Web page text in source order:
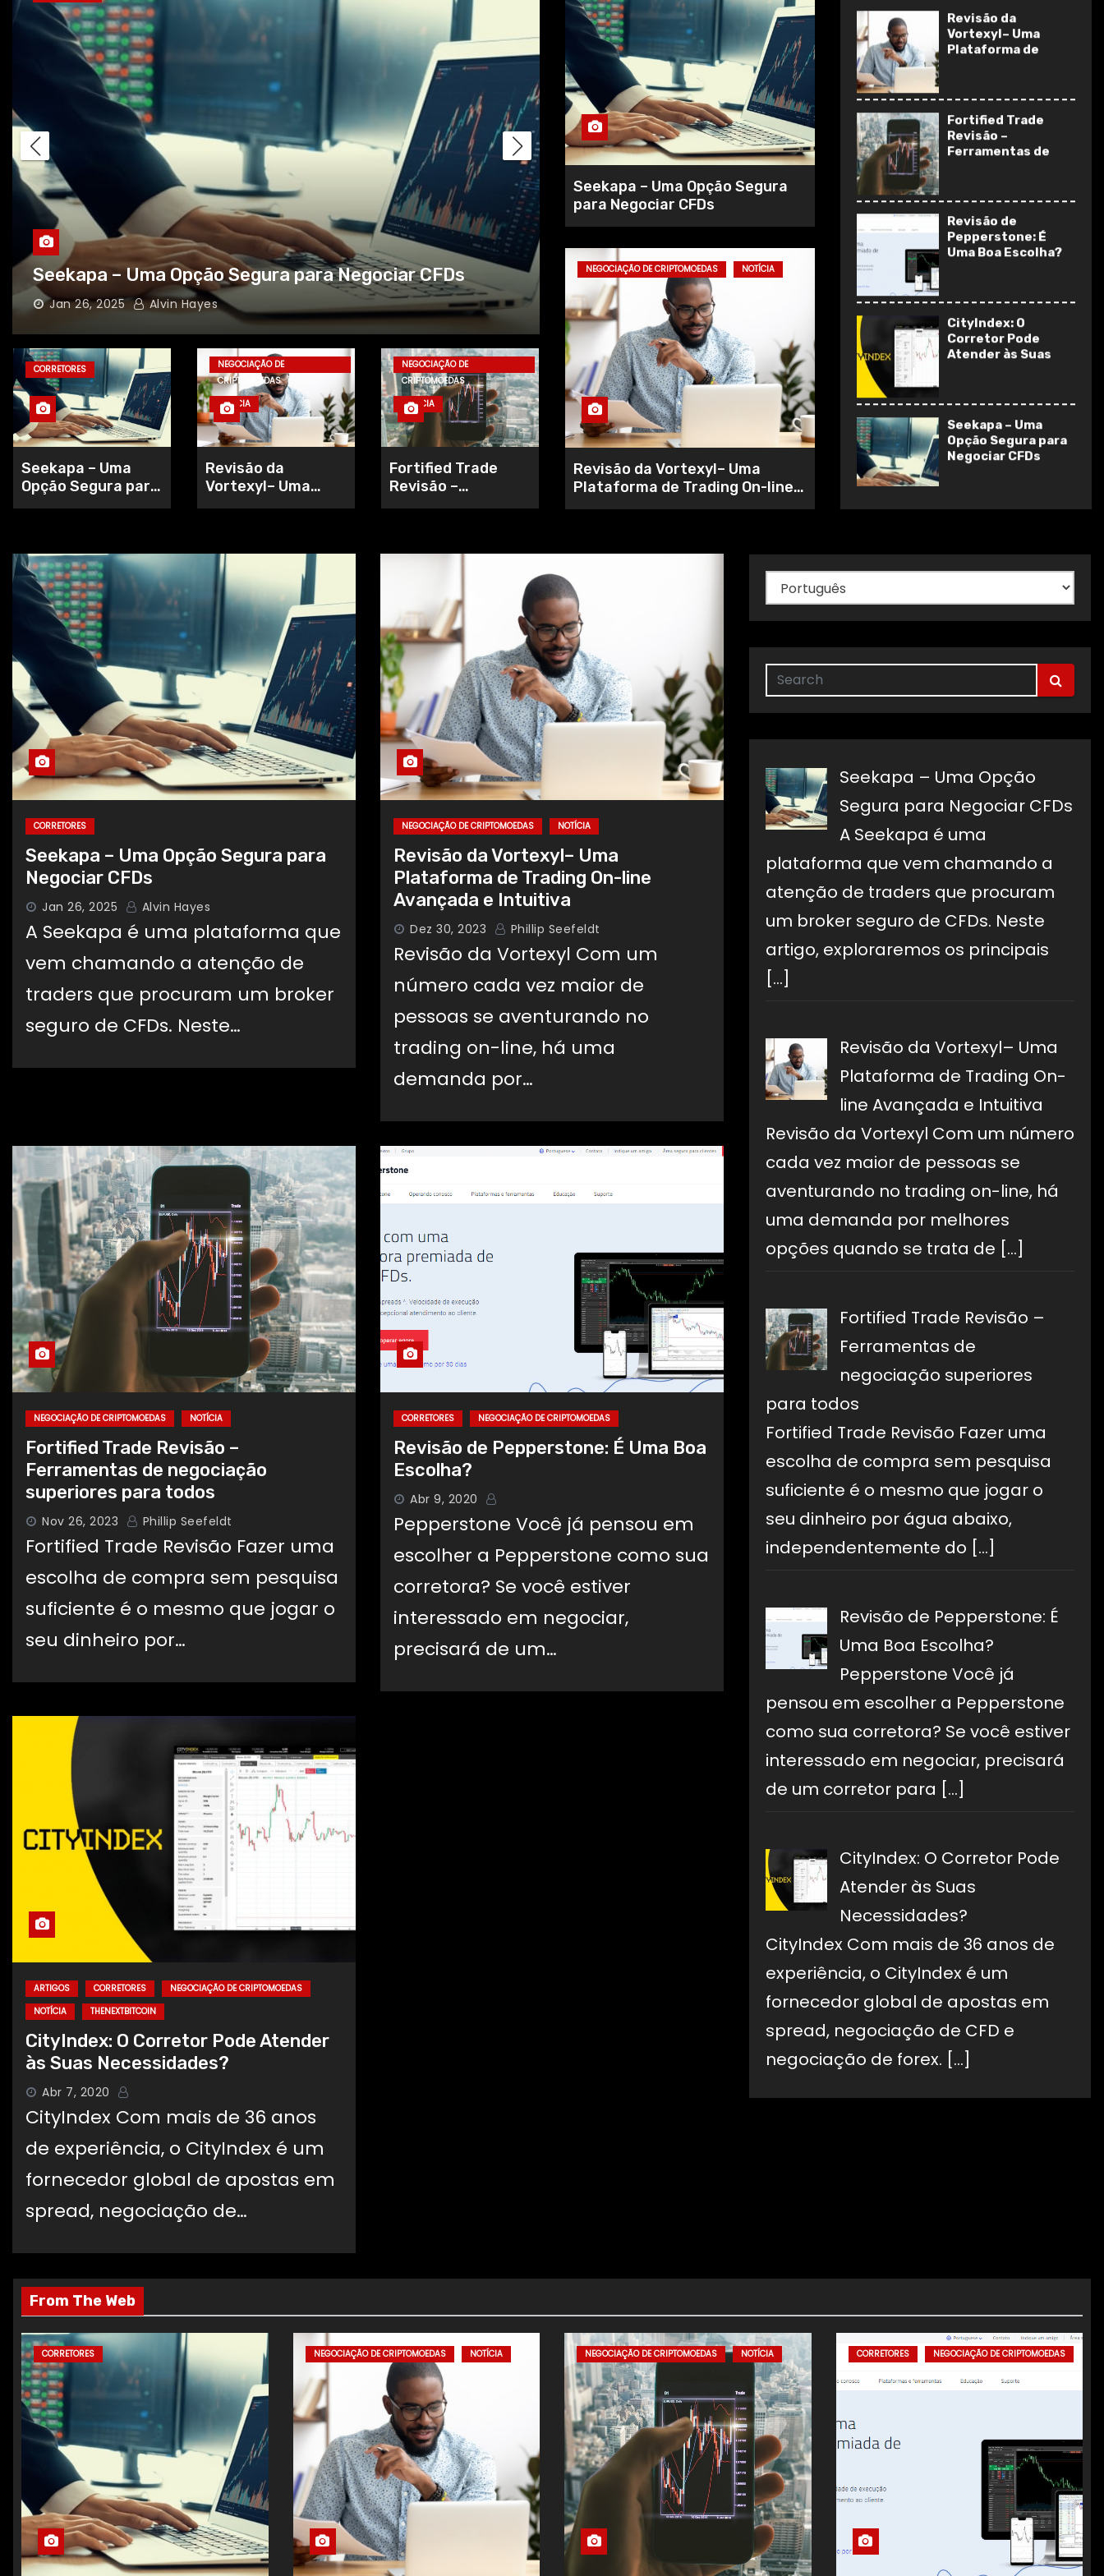
Revisão da Vortexyl– Uma Plataforma de Trading On-
line Avançada e Intuitiva
Dez 30, 2023 Phillip Seefeldt
Fortified Trade Revisão – Ferramentas de negociação
superiores para todos
Nov 26, 2023 Phillip Seefeldt
CORRETORES
Seekapa – Uma
Opção Segura para
Negociar CFDs
NEGOCIAÇÃO DE
CRIPTOMOEDAS
NOTÍCIA
Revisão da
Vortexyl– Uma
Plataforma de
Intuitiva
NEGOCIAÇÃO DE
CRIPTOMOEDAS
NOTÍCIA
Fortified Trade
Revisão –
Ferramentas de
todos
Seekapa – Uma Opção Segura
para Negociar CFDs
NEGOCIAÇÃO DE CRIPTOMOEDAS NOTÍCIA
Revisão da Vortexyl– Uma
Plataforma de Trading On-line
Avançada e Intuitiva
Revisão da
Vortexyl– Uma
Plataforma de
Intuitiva
Fortified Trade
Revisão –
Ferramentas de
todos
Revisão de
Pepperstone: É
Uma Boa Escolha?
CityIndex: O
Corretor Pode
Atender às Suas
Seekapa – Uma
Opção Segura para
Negociar CFDs
Plataforma de
Trading On-line
Intuitiva
Revisão –
CityIndex: O
Atender às Suas
CORRETORES
Seekapa – Uma Opção Segura para
Negociar CFDs
Jan 26, 2025 Alvin Hayes
A Seekapa é uma plataforma que
vem chamando a atenção de
traders que procuram um broker
seguro de CFDs. Neste…
NEGOCIAÇÃO DE CRIPTOMOEDAS NOTÍCIA
Revisão da Vortexyl– Uma
Plataforma de Trading On-line
Avançada e Intuitiva
Dez 30, 2023 Phillip Seefeldt
Revisão da Vortexyl Com um
número cada vez maior de
pessoas se aventurando no
trading on-line, há uma
demanda por…
NEGOCIAÇÃO DE CRIPTOMOEDAS NOTÍCIA
Fortified Trade Revisão –
Ferramentas de negociação
superiores para todos
Nov 26, 2023 Phillip Seefeldt
Fortified Trade Revisão Fazer uma
escolha de compra sem pesquisa
suficiente é o mesmo que jogar o
seu dinheiro por…
CORRETORES NEGOCIAÇÃO DE CRIPTOMOEDAS
Revisão de Pepperstone: É Uma Boa
Escolha?
Abr 9, 2020
Pepperstone Você já pensou em
escolher a Pepperstone como sua
corretora? Se você estiver
interessado em negociar,
precisará de um…
ARTIGOS CORRETORES
NEGOCIAÇÃO DE CRIPTOMOEDAS
NOTÍCIA
THENEXTBITCOIN
CityIndex: O Corretor Pode Atender
às Suas Necessidades?
Abr 7, 2020
CityIndex Com mais de 36 anos
de experiência, o CityIndex é um
fornecedor global de apostas em
spread, negociação de…
Escolha
um
idioma
Seekapa – Uma Opção
Segura para Negociar CFDs
A Seekapa é uma
plataforma que vem chamando a
atenção de traders que procuram
um broker seguro de CFDs. Neste
artigo, exploraremos os principais
[…]
Revisão da Vortexyl– Uma
Plataforma de Trading On-
line Avançada e Intuitiva
Revisão da Vortexyl Com um número
cada vez maior de pessoas se
aventurando no trading on-line, há
uma demanda por melhores
opções quando se trata de […]
Fortified Trade Revisão –
Ferramentas de
negociação superiores
para todos
Fortified Trade Revisão Fazer uma
escolha de compra sem pesquisa
suficiente é o mesmo que jogar o
seu dinheiro por água abaixo,
independentemente do […]
Revisão de Pepperstone: É
Uma Boa Escolha?
Pepperstone Você já
pensou em escolher a Pepperstone
como sua corretora? Se você estiver
interessado em negociar, precisará
de um corretor para […]
CityIndex: O Corretor Pode
Atender às Suas
Necessidades?
CityIndex Com mais de 36 anos de
experiência, o CityIndex é um
fornecedor global de apostas em
spread, negociação de CFD e
negociação de forex. […]
From The Web
CORRETORES NEGOCIAÇÃO DE CRIPTOMOEDAS NOTÍCIA NEGOCIAÇÃO DE CRIPTOMOEDAS NOTÍCIA CORRETORES NEGOCIAÇÃO DE CRIPTOMOEDAS